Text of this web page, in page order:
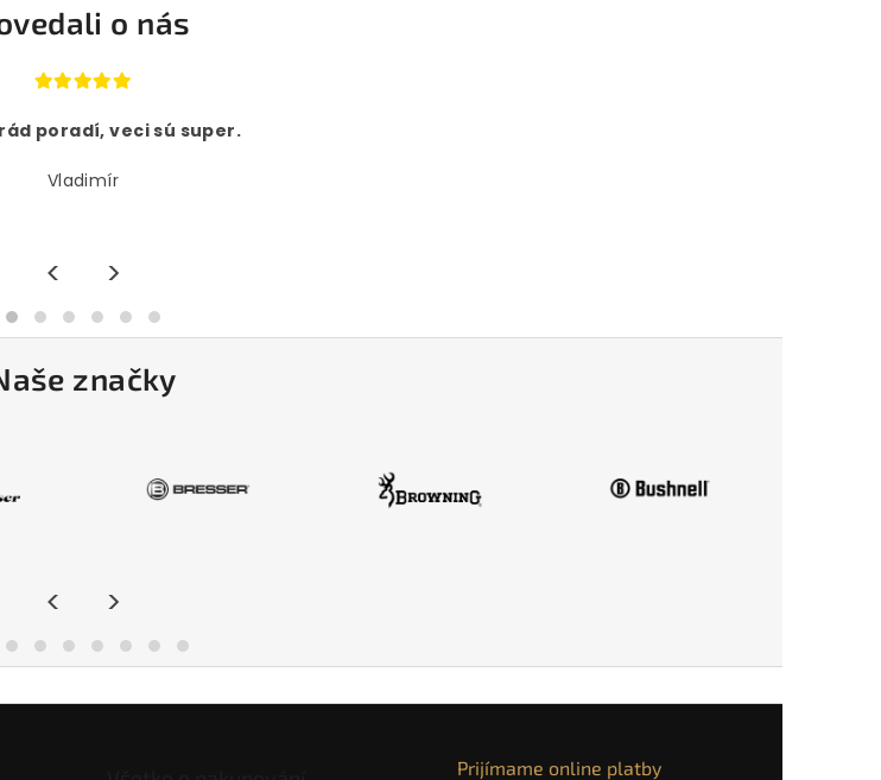
o nás
poradí, veci sú super.
Vladimír
< >
značky
< >
Prijímame online platby